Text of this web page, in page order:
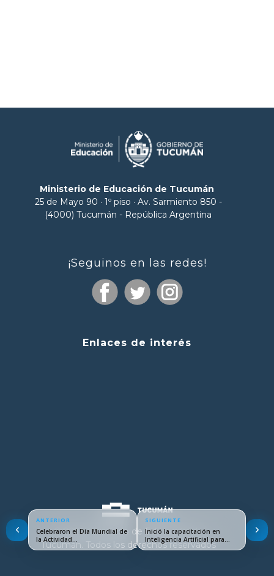
Ministerio de Educación de Tucumán
25 de Mayo 90 · 1º piso · Av. Sarmiento 850 -
(4000) Tucumán - República Argentina
¡Seguinos en las redes!
Enlaces de interés
© 2024 Ministerio de Educación de
Tucumán. Todos los derechos reservados
ANTERIOR
Celebraron el Día Mundial de
la Actividad…
SIGUIENTE
Inició la capacitación en
Inteligencia Artificial para…